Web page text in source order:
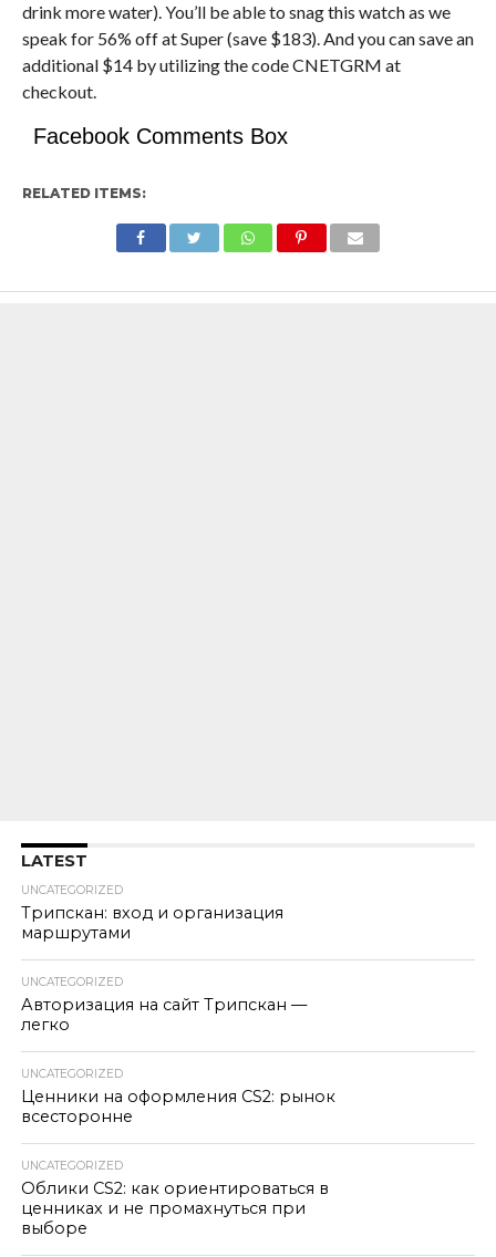
drink more water). You’ll be able to snag this watch as we
speak for 56% off at Super (save $183). And you can save an
additional $14 by utilizing the code CNETGRM at
checkout.
Facebook Comments Box
RELATED ITEMS:
LATEST
UNCATEGORIZED
Трипскан: вход и организация
маршрутами
UNCATEGORIZED
Авторизация на сайт Трипскан —
легко
UNCATEGORIZED
Ценники на оформления CS2: рынок
всесторонне
UNCATEGORIZED
Облики CS2: как ориентироваться в
ценниках и не промахнуться при
выборе